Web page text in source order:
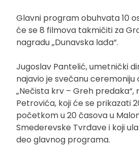
Glavni program obuhvata 10
će se 8 filmova takmičiti za
nagradu „Dunavska lađa“.
Jugoslav Pantelić, umetnički
najavio je svečanu
„Nečista krv – Greh predaka“,
Petrovića, koji će se prikazati
početkom u 20 časova u
Smederevske Tvrđave i koji
deo glavnog programa.